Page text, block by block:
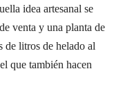
idea artesanal se
venta y una planta de
de litros de helado al
que también hacen